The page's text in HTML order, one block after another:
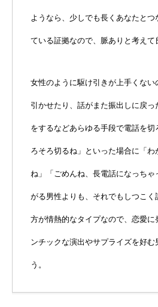
ようなら、少しでも長くあなたとつ
ている証拠なので、脈ありと考えて
女性のように駆け引きが上手くな
引かせたり、話がまた振出しに戻っ
をするなどあらゆる手段で電話を切
ろそろ切るね」といった場合に「わ
ね」「ごめんね、長電話になっち
がる男性よりも、それでもしつこ
方が情熱的なタイプなので、恋愛に
ンチックな演出やサプライズを好む
う。